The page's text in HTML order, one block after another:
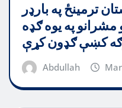
ترمینځ په بارډر
مشرانو په یوه ګډه
کښې ګډون کړې
Abdullah